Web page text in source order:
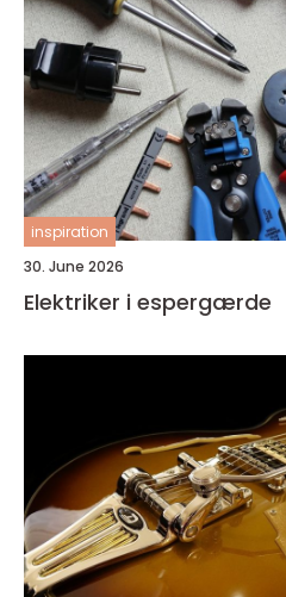
inspiration
30. June 2026
Elektriker i espergærde